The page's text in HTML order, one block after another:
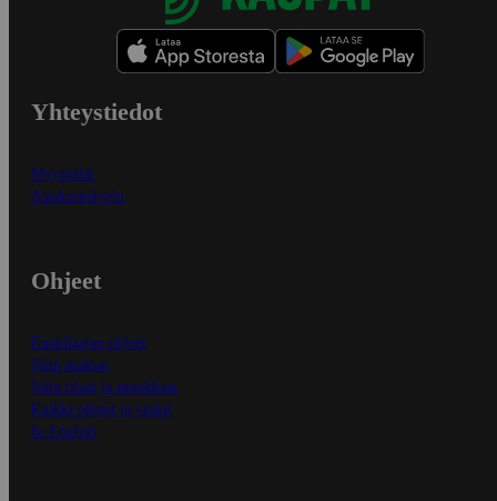
Yhteystiedot
Myymälät
Asiakaspalvelu
Ohjeet
Ensitilaajan ohjeet
Näin maksat
Näin tilaat ja muokkaat
Kaikki ohjeet ja vinkit
In English